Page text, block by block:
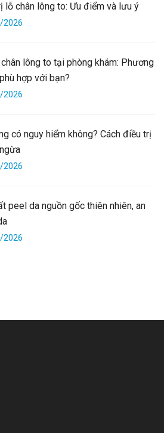
lỗ chân lông to: Ưu điểm và lưu ý
2026
lông to tại phòng khám: Phương
hợp với bạn?
2026
có nguy hiểm không? Cách điều trị
2026
peel da nguồn gốc thiên nhiên, an
2026